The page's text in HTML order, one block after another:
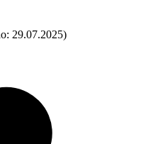
29.07.2025)